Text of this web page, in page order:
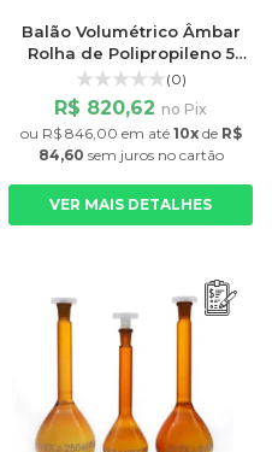
Balão Volumétrico Âmbar
Rolha de Polipropileno 5
litros
(0)
R$ 820,62 no Pix
ou R$ 846,00 em até 10xde R$
84,60 sem jurosno cartão
VER MAIS DETALHES